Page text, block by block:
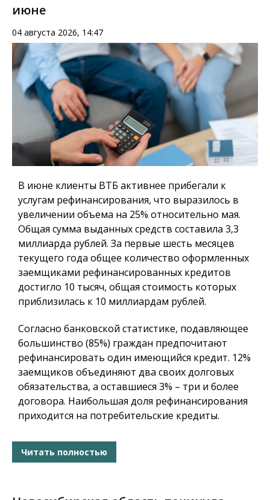
июне
04 августа 2026, 14:47
В июне клиенты ВТБ активнее прибегали к
услугам рефинансирования, что выразилось в
увеличении объема на 25% относительно мая.
Общая сумма выданных средств составила 3,3
миллиарда рублей. За первые шесть месяцев
текущего года общее количество оформленных
заемщиками рефинансированных кредитов
достигло 10 тысяч, общая стоимость которых
приблизилась к 10 миллиардам рублей.
Согласно банковской статистике, подавляющее
большинство (85%) граждан предпочитают
рефинансировать один имеющийся кредит. 12%
заемщиков объединяют два своих долговых
обязательства, а оставшиеся 3% – три и более
договора. Наибольшая доля рефинансирования
приходится на потребительские кредиты.
Читать полностью